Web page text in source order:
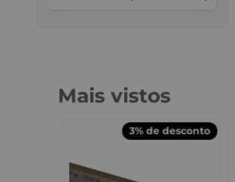
Mais vistos
3% de desconto